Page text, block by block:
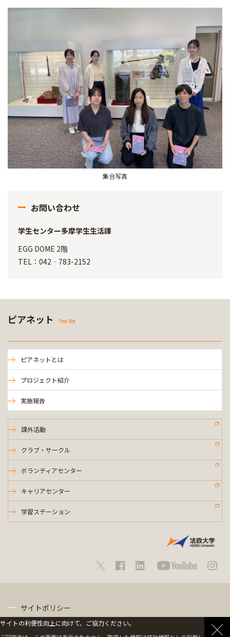
集合写真
お問い合わせ
学生センター多摩学生生活課
EGG DOME 2階
TEL：042‐783-2152
ピアネット Peer Net
ピアネットとは
プロジェクト紹介
実施報告
課外活動
クラブ・サークル
ボランティアセンター
キャリアセンター
学習ステーション
サイトポリシー
サイトの利便性向上に向けて、ご協力ください。